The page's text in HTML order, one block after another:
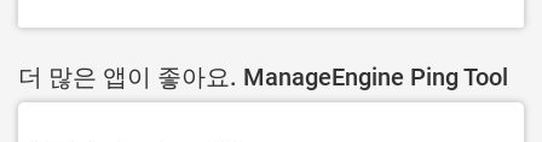
더 많은 앱이 좋아요. ManageEngine Ping Tool